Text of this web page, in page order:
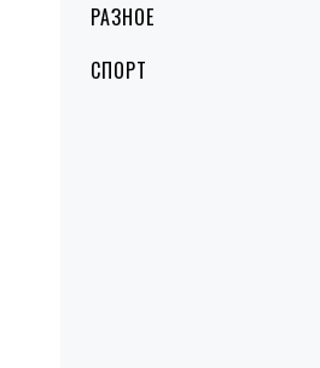
РАЗНОЕ
СПОРТ